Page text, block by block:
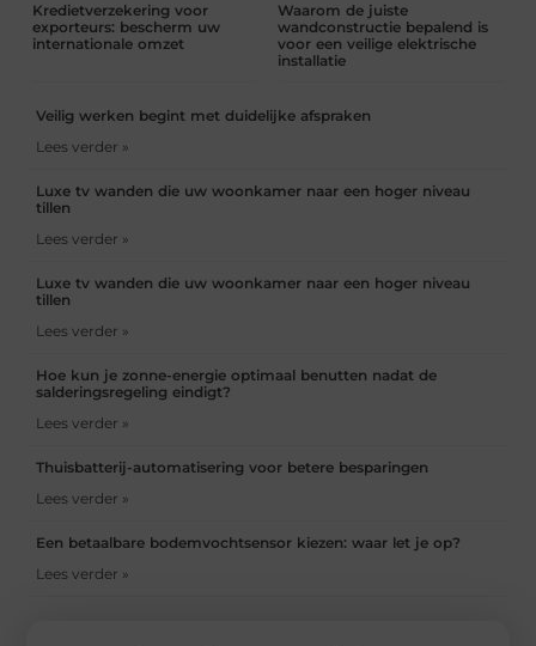
Kredietverzekering voor
exporteurs: bescherm uw
internationale omzet
Waarom de juiste
wandconstructie bepalend is
voor een veilige elektrische
installatie
Veilig werken begint met duidelijke afspraken
Lees verder »
Luxe tv wanden die uw woonkamer naar een hoger niveau
tillen
Lees verder »
Luxe tv wanden die uw woonkamer naar een hoger niveau
tillen
Lees verder »
Hoe kun je zonne-energie optimaal benutten nadat de
salderingsregeling eindigt?
Lees verder »
Thuisbatterij-automatisering voor betere besparingen
Lees verder »
Een betaalbare bodemvochtsensor kiezen: waar let je op?
Lees verder »